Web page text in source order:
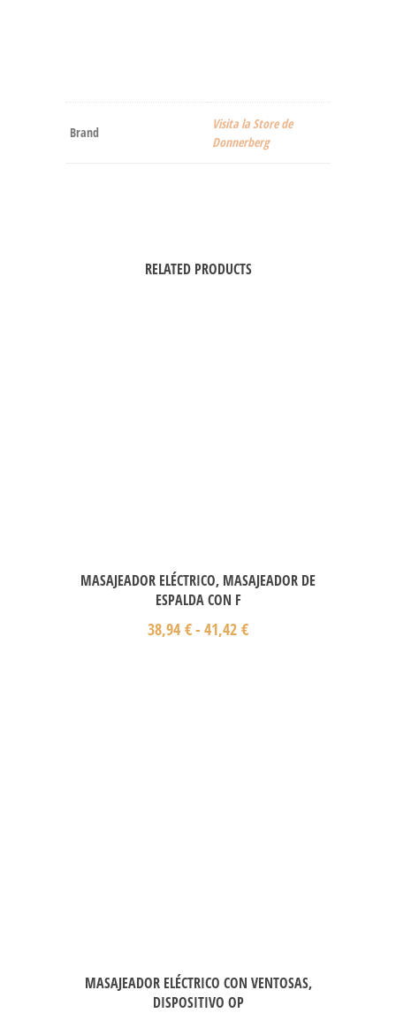
Brand
Visita la Store de
Donnerberg
RELATED PRODUCTS
MASAJEADOR ELÉCTRICO, MASAJEADOR DE
ESPALDA CON F
38,94 €- 41,42 €
MASAJEADOR ELÉCTRICO CON VENTOSAS,
DISPOSITIVO OP